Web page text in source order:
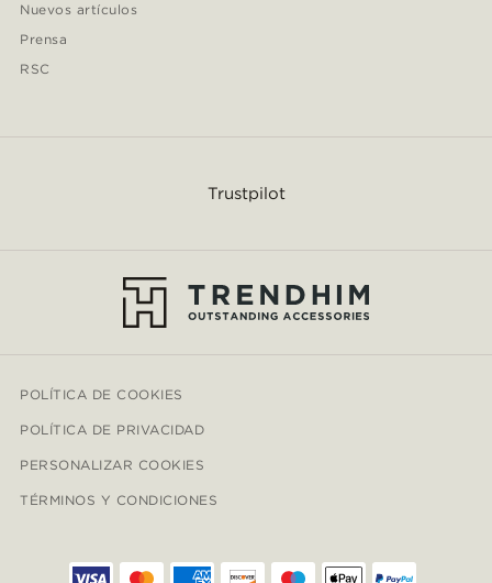
Nuevos artículos
Prensa
RSC
Trustpilot
POLÍTICA DE COOKIES
POLÍTICA DE PRIVACIDAD
PERSONALIZAR COOKIES
TÉRMINOS Y CONDICIONES